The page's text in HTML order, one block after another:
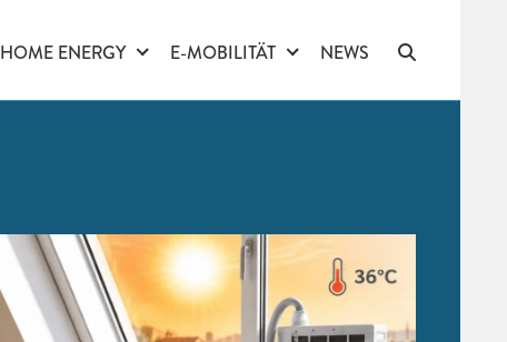
HOME ENERGY E-MOBILITÄT NEWS